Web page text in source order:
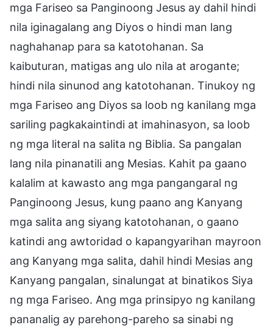
mga Fariseo sa Panginoong Jesus ay dahil hindi
nila iginagalang ang Diyos o hindi man lang
naghahanap para sa katotohanan. Sa
kaibuturan, matigas ang ulo nila at arogante;
hindi nila sinunod ang katotohanan. Tinukoy ng
mga Fariseo ang Diyos sa loob ng kanilang mga
sariling pagkakaintindi at imahinasyon, sa loob
ng mga literal na salita ng Biblia. Sa pangalan
lang nila pinanatili ang Mesias. Kahit pa gaano
kalalim at kawasto ang mga pangangaral ng
Panginoong Jesus, kung paano ang Kanyang
mga salita ang siyang katotohanan, o gaano
katindi ang awtoridad o kapangyarihan mayroon
ang Kanyang mga salita, dahil hindi Mesias ang
Kanyang pangalan, sinalungat at binatikos Siya
ng mga Fariseo. Ang mga prinsipyo ng kanilang
pananalig ay parehong-pareho sa sinabi ng